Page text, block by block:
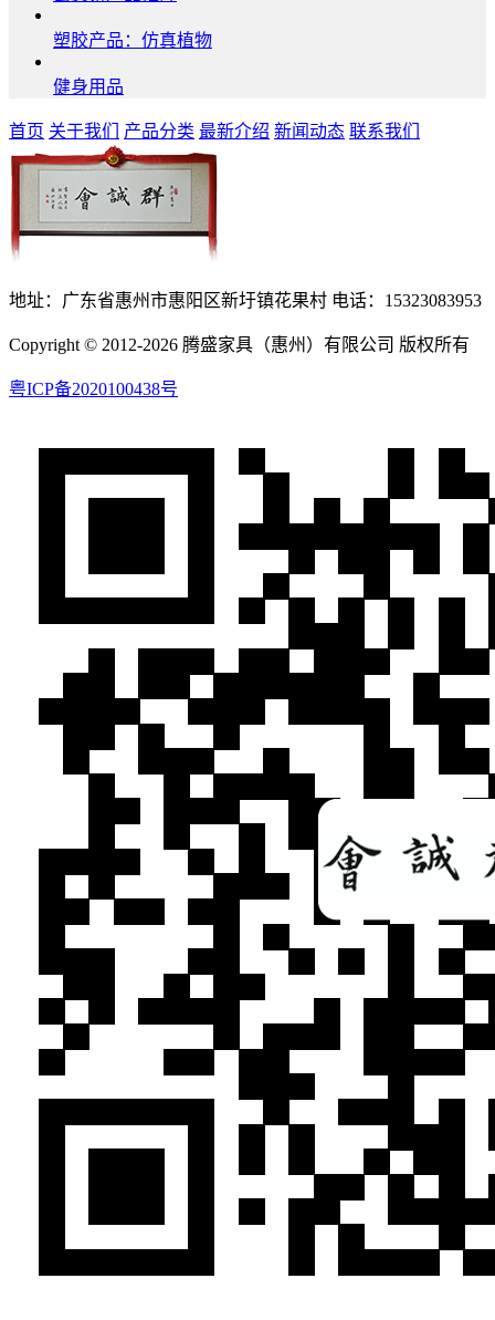
塑胶产品：仿真植物
健身用品
首页 关于我们 产品分类 最新介绍 新闻动态 联系我们
地址：广东省惠州市惠阳区新圩镇花果村 电话：15323083953
Copyright © 2012-2026 腾盛家具（惠州）有限公司 版权所有
粤ICP备2020100438号